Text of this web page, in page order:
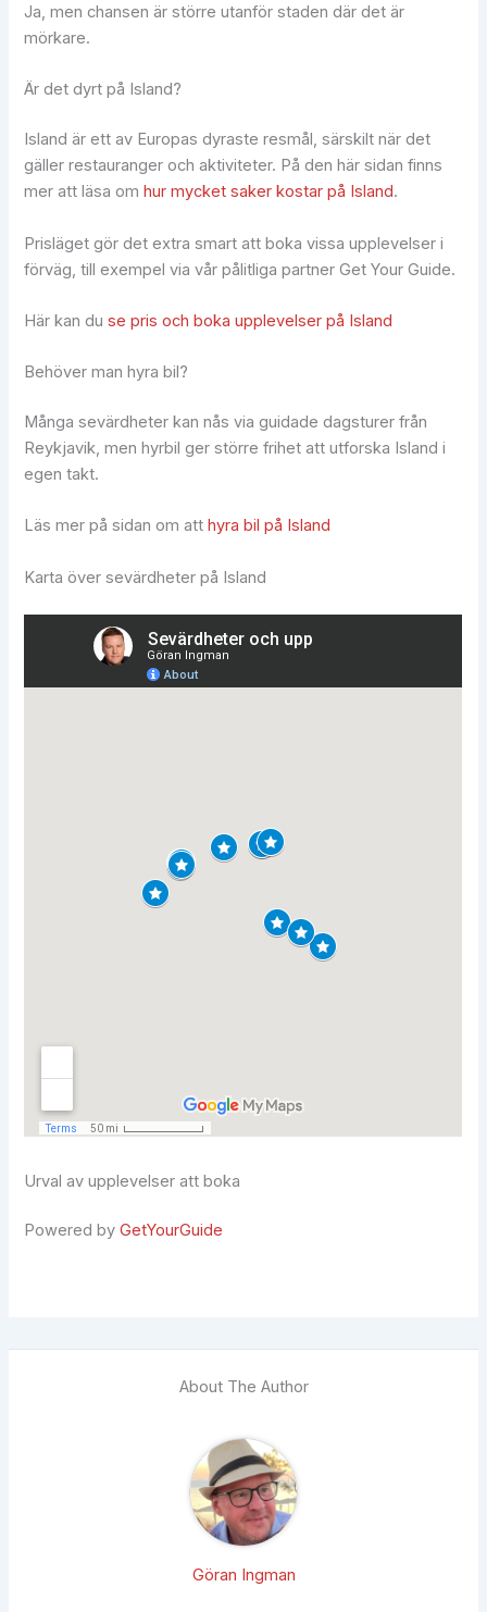
Ja, men chansen är större utanför staden där det är
mörkare.
Är det dyrt på Island?
Island är ett av Europas dyraste resmål, särskilt när det
gäller restauranger och aktiviteter. På den här sidan finns
mer att läsa omhur mycket saker kostar på Island.
Prisläget gör det extra smart att boka vissa upplevelser i
förväg, till exempel via vår pålitliga partner Get Your Guide.
Här kan duse pris och boka upplevelser på Island
Behöver man hyra bil?
Många sevärdheter kan nås via guidade dagsturer från
Reykjavik, men hyrbil ger större frihet att utforska Island i
egen takt.
Läs mer på sidan om att hyra bil på Island
Karta över sevärdheter på Island
Urval av upplevelser att boka
Powered byGetYourGuide
About The Author
Göran Ingman